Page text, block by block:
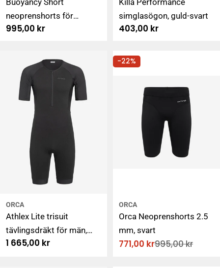
Buoyancy Short
neoprenshorts för
simning, unisex
Ordinarie
995,00 kr
Killa Performance
simglasögon, guld-svart
Ordinarie
403,00 kr
ORCA
Athlex Lite trisuit
tävlingsdräkt för män,
svart
Ordinarie
1 665,00 kr
-22%
ORCA
Orca Neoprenshorts 2.5
mm, svart
Rabatterat
771,00 kr
Ordinarie995,00 kr